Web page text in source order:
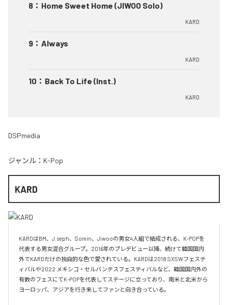
8 ： Home Sweet Home (JIWOO Solo)
KARD
9 ： Always
KARD
10 ： Back To Life (Inst.)
KARD
DSPmedia
ジャンル： K-Pop
KARD
KARDはBM、J.seph、Somin、Jiwooの男女4人組で結成される、K-POPを
代表する男女混合グループ。2016年のプレデビュー以降、続けて韓国国内
外でKARDだけの独自的な色で愛されている。KARDは2018 SXSWフェステ
ィバルや2022 メキシコ・セルバンテスフェスティバルなど、韓国国内外の
有数のフェスにてK-POPを代表してステージに立っており、南米と北米から
ヨーロッパ、アジアを行き来してファンと向き合っている。